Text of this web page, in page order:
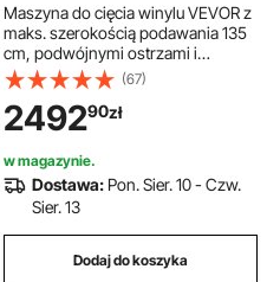
Maszyna do cięcia winylu VEVOR z
maks. szerokością podawania 135
cm, podwójnymi ostrzami i
wyświetlaczem LED; regulowany
ploter tnący do winylu z arkuszami
naklejek, foliami transferowymi i
oprogramowaniem Signmaster.
(67)
249290zł
w magazynie.
Dostawa: Pon. Sier. 10 - Czw.
Sier. 13
Dodaj do koszyka